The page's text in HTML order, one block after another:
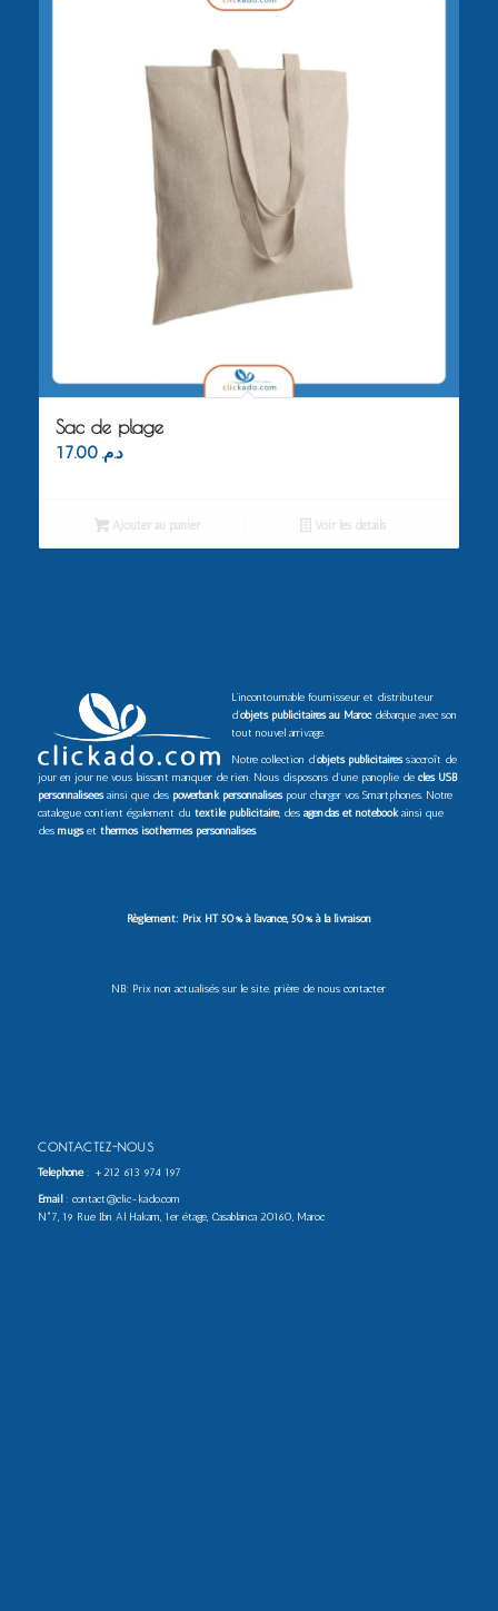
Sac de plage
د.م. 17.00
Ajouter au panier Voir les détails
L’incontournable fournisseur et distributeur
d’objets publicitaires au Marocdébarque avec son
tout nouvel arrivage.
Notre collection d’objets publicitairess’accroît de
jour en jour ne vous laissant manquer de rien. Nous disposons d’une panoplie de clés USB
personnaliséesainsi que des powerbank personnaliséspour charger vos Smartphones. Notre
catalogue contient également du textile publicitaire, des agendas et notebookainsi que
des mugset thermos isothermes personnalisés.
Règlement: Prix HT 50% à l’avance, 50% à la livraison
NB: Prix non actualisés sur le site. prière de nous contacter
CONTACTEZ-NOUS
Téléphone: +212 613 974 197
Email : contact@clic-kado.com
N°7, 19 Rue Ibn Al Hakam, 1er étage, Casablanca 20160, Maroc